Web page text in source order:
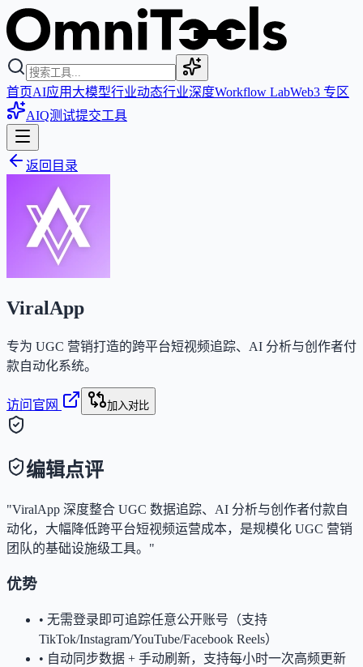
首页AI应用 大模型行业动态行业深度Workflow LabWeb3 专区
AIQ测试提交工具
返回目录
ViralApp
专为 UGC 营销打造的跨平台短视频追踪、AI 分析与创作者付
款自动化系统。
访问官网 加入对比
编辑点评
"ViralApp 深度整合 UGC 数据追踪、AI 分析与创作者付款自
动化，大幅降低跨平台短视频运营成本，是规模化 UGC 营销
团队的基础设施级工具。"
优势
• 无需登录即可追踪任意公开账号（支持
TikTok/Instagram/YouTube/Facebook Reels）
• 自动同步数据 + 手动刷新，支持每小时一次高频更新